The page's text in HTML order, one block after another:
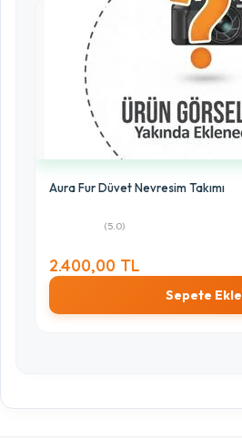
Aura Fur Düvet Nevresim Takımı
(5.0)
2.400,00 TL
Sepete Ekle